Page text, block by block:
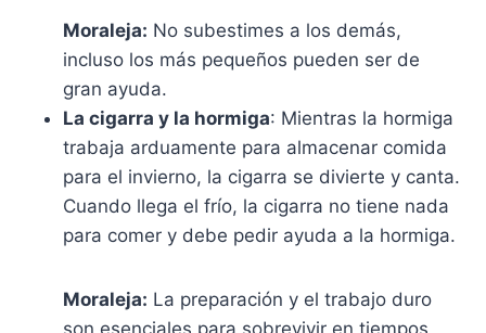
Moraleja: No subestimes a los demás,
incluso los más pequeños pueden ser de
gran ayuda.
La cigarra y la hormiga: Mientras la hormiga
trabaja arduamente para almacenar comida
para el invierno, la cigarra se divierte y canta.
Cuando llega el frío, la cigarra no tiene nada
para comer y debe pedir ayuda a la hormiga.
Moraleja: La preparación y el trabajo duro